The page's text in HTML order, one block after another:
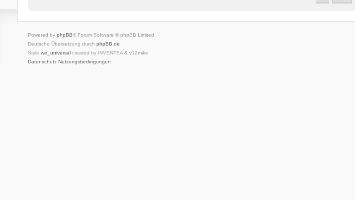
Powered by phpBB® Forum Software © phpBB Limited
Deutsche Übersetzung durch phpBB.de
Style we_universalcreated by INVENTEA & v12mike
Datenschutz Nutzungsbedingungen